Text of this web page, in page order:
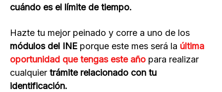
cuándo es el límite de tiempo.
Hazte tu mejor peinado y corre a uno de los
módulos del INE porque este mes será la última
oportunidad que tengas este año para realizar
cualquier trámite relacionado con tu
identificación.